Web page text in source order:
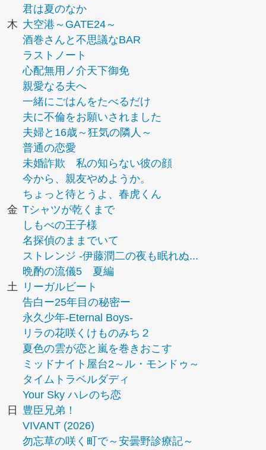
君は夏のなか
木 大空港～GATE24～
酒巻さんと不思議なBAR
ラストノート
心配無用ノ介天下御免
親愛なる夫へ
一緒にごはんをたべるだけ
夫に不倫をお願いされました
夫婦と16歳～狂気の隣人～
普通の恋愛
未婚詐欺 私の知らない彼の顔
今から、親友やめようか。
ちょっと待とうよ、春虎くん
金 Tシャツが乾くまで
しもべの王子様
名探偵のままでいて
ストレンジ -伊藤潤二の夜も眠れぬ...
晩酌の流儀5 夏編
土
リーガルビート
告白ー25年目の秘密ー
永久少年-Eternal Boys-
リラの花咲くけものみち２
夏色の雲が恋と嵐を巻きおこす
ミッドナイト屋台2～ル・モンドゥ～
タイムトラベルダディ
Your Sky ハレのち恋
日
豊臣兄弟！
VIVANT (2026)
勿忘草の咲く町で～安曇野診療記～